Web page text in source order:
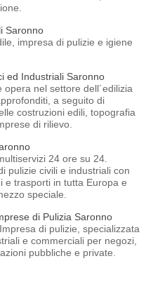
Saronno
impresa di pulizie e igiene
ed Industriali Saronno
nel settore dell´edilizia
a seguito di
costruzioni edili, topografia
di rilievo.
24 ore su 24.
pulizie civili e industriali con
e trasporti in tutta Europa e
speciale.
di Pulizia Saronno
di pulizie, specializzata
e commerciali per negozi,
pubbliche e private.